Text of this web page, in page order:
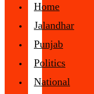
Home
Jalandhar
Punjab
Politics
National